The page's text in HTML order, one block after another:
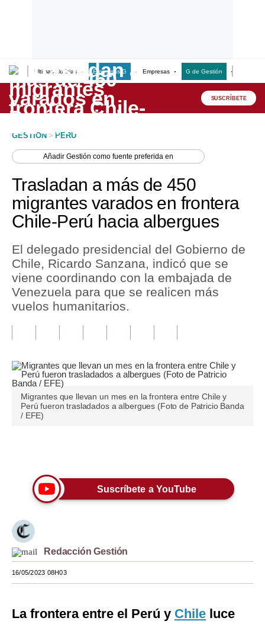
Últimas Noticias Empresas G Empresas G de Gestión
Lo último
Peru Quiosco
Economía
Mercados
Política
Tu Dinero
Finanzas Personales
Opinión
Editorial
Tendencias
Lujo
Viajes
Moda
Estilos
EEUU
SUSCRÍBETE
GESTION > PERU
AñadirGestión como fuente preferida en
Trasladan a más de 450
migrantes varados en frontera
Chile-Perú hacia albergues
El delegado presidencial del Gobierno de
Chile, Ricardo Sanzana, indicó que se
viene coordinando con la embajada de
Venezuela para que se realicen más
vuelos humanitarios.
Migrantes que llevan un mes en la frontera entre Chile y
Perú fueron trasladados a albergues (Foto de Patricio Banda
/ EFE)
Suscríbete a YouTube
Redacción Gestión
16/05/2023 08H03
La frontera entre el Perú y Chile luce